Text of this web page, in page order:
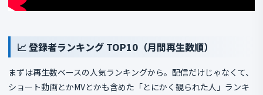
📈 登録者ランキング TOP10（月間再生数順）
まずは再生数ベースの人気ランキングから。配信だけじゃなくて、
ショート動画とかMVとかも含めた「とにかく観られた人」ランキ